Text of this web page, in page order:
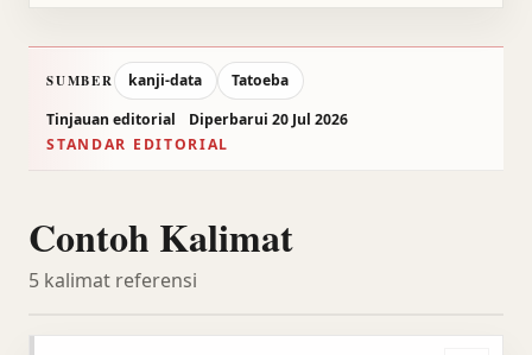
SUMBER kanji-data
Tatoeba
Tinjauan editorial
Diperbarui 20 Jul 2026
STANDAR EDITORIAL
Contoh Kalimat
5 kalimat referensi